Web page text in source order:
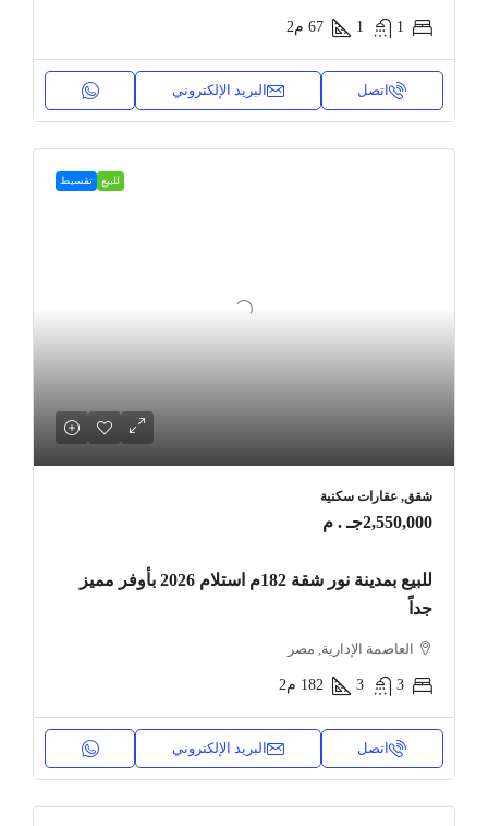
1
1
67 م2
اتصل البريد الإلكتروني
للبيع تقسيط
شقق, عقارات سكنية
2,550,000جـ . م
للبيع بمدينة نور شقة 182م استلام 2026 بأوفر مميز
جداً
العاصمة الإدارية, مصر
3
3
182 م2
اتصل البريد الإلكتروني